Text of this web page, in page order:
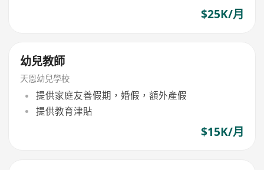
$25K/月
幼兒教師
天恩幼兒學校
提供家庭友善假期，婚假，額外產假
提供教育津貼
$15K/月